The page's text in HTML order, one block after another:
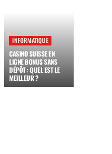
INFORMATIQUE
CASINO SUISSE EN
LIGNE BONUS SANS
DÉPÔT : QUEL EST LE
MEILLEUR ?